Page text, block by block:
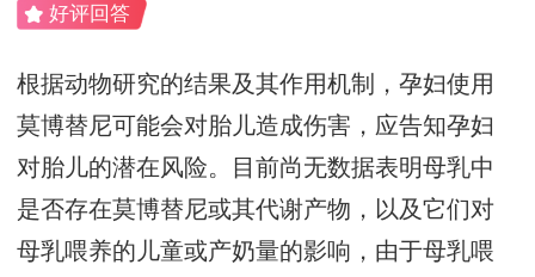
好评回答
根据动物研究的结果及其作用机制，孕妇使用
莫博替尼可能会对胎儿造成伤害，应告知孕妇
对胎儿的潜在风险。目前尚无数据表明母乳中
是否存在莫博替尼或其代谢产物，以及它们对
母乳喂养的儿童或产奶量的影响，由于母乳喂